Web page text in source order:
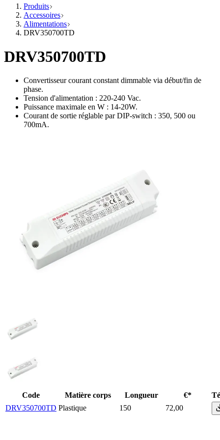
Produits
Accessoires
Alimentations
DRV350700TD
DRV350700TD
Convertisseur courant constant dimmable via début/fin de
phase.
Tension d'alimentation : 220-240 Vac.
Puissance maximale en W : 14-20W.
Courant de sortie réglable par DIP-switch : 350, 500 ou
700mA.
Code Matière corps Longueur €*
DRV350700TD Plastique 150 72,00